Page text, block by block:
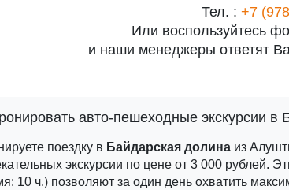
Тел. : +7
Или воспользуйтесь
и наши менеджеры ответят
авто-пешеходные экскурсии
поездку в Байдарская долина из
экскурсии по цене от 3 000 рублей.
10 ч.) позволяют за один день охватить